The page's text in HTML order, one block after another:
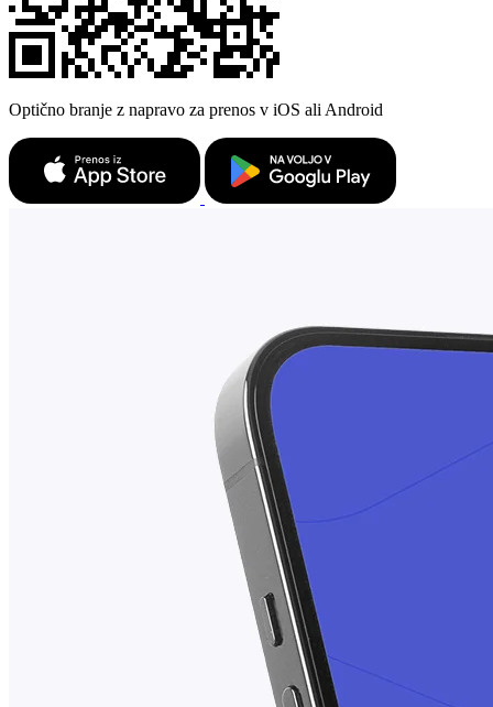
Optično branje z napravo za prenos v iOS ali Android